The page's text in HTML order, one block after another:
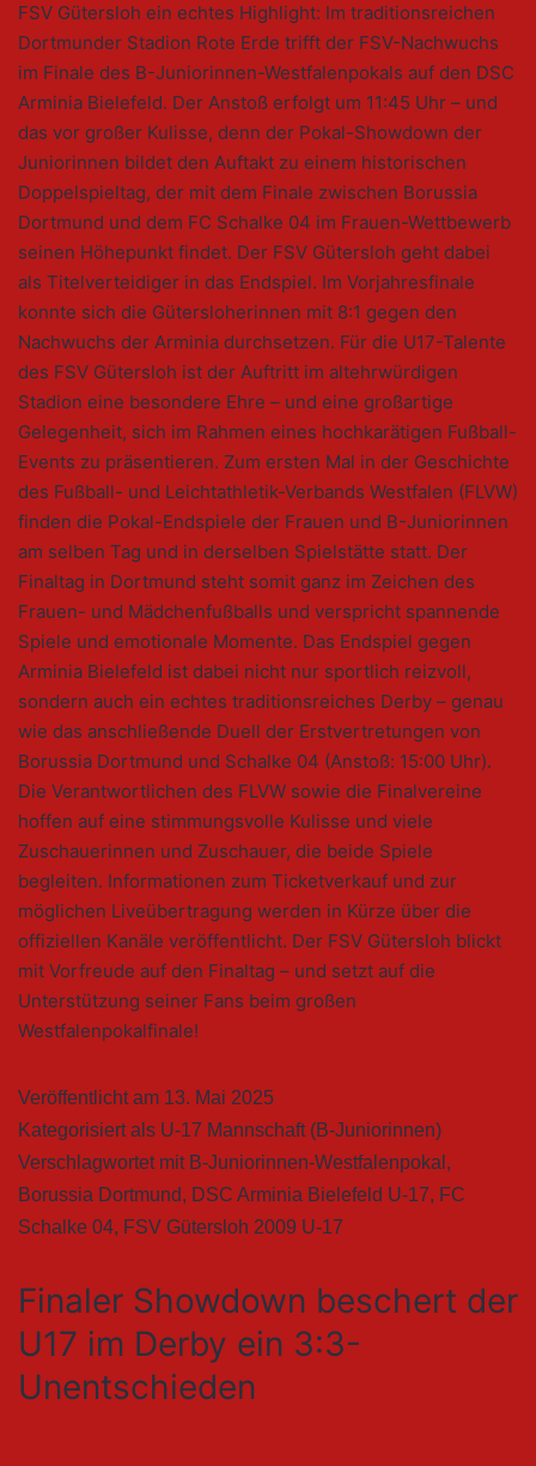
FSV Gütersloh ein echtes Highlight: Im traditionsreichen
Dortmunder Stadion Rote Erde trifft der FSV-Nachwuchs
im Finale des B-Juniorinnen-Westfalenpokals auf den DSC
Arminia Bielefeld. Der Anstoß erfolgt um 11:45 Uhr – und
das vor großer Kulisse, denn der Pokal-Showdown der
Juniorinnen bildet den Auftakt zu einem historischen
Doppelspieltag, der mit dem Finale zwischen Borussia
Dortmund und dem FC Schalke 04 im Frauen-Wettbewerb
seinen Höhepunkt findet. Der FSV Gütersloh geht dabei
als Titelverteidiger in das Endspiel. Im Vorjahresfinale
konnte sich die Gütersloherinnen mit 8:1 gegen den
Nachwuchs der Arminia durchsetzen. Für die U17-Talente
des FSV Gütersloh ist der Auftritt im altehrwürdigen
Stadion eine besondere Ehre – und eine großartige
Gelegenheit, sich im Rahmen eines hochkarätigen Fußball-
Events zu präsentieren. Zum ersten Mal in der Geschichte
des Fußball- und Leichtathletik-Verbands Westfalen (FLVW)
finden die Pokal-Endspiele der Frauen und B-Juniorinnen
am selben Tag und in derselben Spielstätte statt. Der
Finaltag in Dortmund steht somit ganz im Zeichen des
Frauen- und Mädchenfußballs und verspricht spannende
Spiele und emotionale Momente. Das Endspiel gegen
Arminia Bielefeld ist dabei nicht nur sportlich reizvoll,
sondern auch ein echtes traditionsreiches Derby – genau
wie das anschließende Duell der Erstvertretungen von
Borussia Dortmund und Schalke 04 (Anstoß: 15:00 Uhr).
Die Verantwortlichen des FLVW sowie die Finalvereine
hoffen auf eine stimmungsvolle Kulisse und viele
Zuschauerinnen und Zuschauer, die beide Spiele
begleiten. Informationen zum Ticketverkauf und zur
möglichen Liveübertragung werden in Kürze über die
offiziellen Kanäle veröffentlicht. Der FSV Gütersloh blickt
mit Vorfreude auf den Finaltag – und setzt auf die
Unterstützung seiner Fans beim großen
Westfalenpokalfinale!
Veröffentlicht am 13. Mai 2025
Kategorisiert als U-17 Mannschaft (B-Juniorinnen)
Verschlagwortet mit B-Juniorinnen-Westfalenpokal ,
Borussia Dortmund, DSC Arminia Bielefeld U-17, FC
Schalke 04, FSV Gütersloh 2009 U-17
Finaler Showdown beschert der
U17 im Derby ein 3:3-
Unentschieden